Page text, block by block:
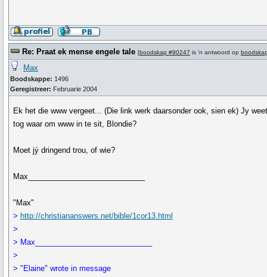
Re: Praat ek mense engele tale [boodskap #90247 is 'n antwoord op
Max
Boodskappe: 1496
Geregistreer: Februarie 2004
Ek het die www vergeet... (Die link werk daarsonder ook, sien ek) Jy weet
tog waar om www in te sit, Blondie?
Moet jý dringend trou, of wie?
Max____________________________
"Max"
> http://christiananswers.net/bible/1cor13.html
>
> Max____________________________
>
> "Elaine" wrote in message